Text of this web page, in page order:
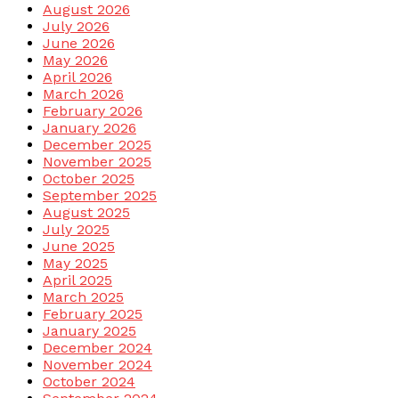
August 2026
July 2026
June 2026
May 2026
April 2026
March 2026
February 2026
January 2026
December 2025
November 2025
October 2025
September 2025
August 2025
July 2025
June 2025
May 2025
April 2025
March 2025
February 2025
January 2025
December 2024
November 2024
October 2024